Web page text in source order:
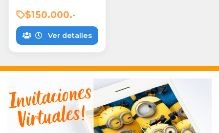
$150.000.-
Ver detalles